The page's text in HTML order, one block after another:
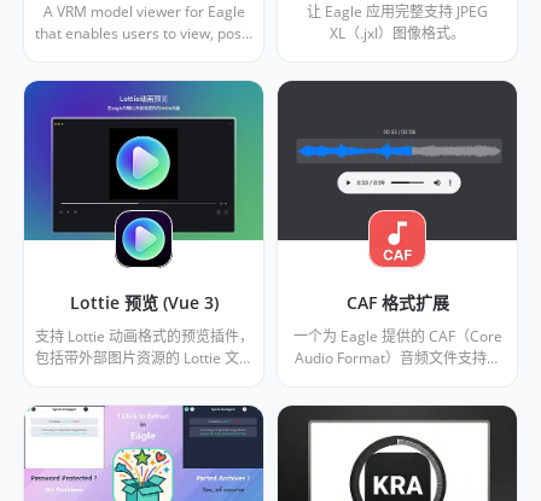
A VRM model viewer for Eagle
that enables users to view, pose,
models.
让 Eagle 应用完整支持 JPEG
XL（.jxl）图像格式。
Lottie 预览 (Vue 3)
支持 Lottie 动画格式的预览插件，
包括带外部图片资源的 Lottie 文件
CAF 格式扩展
一个为 Eagle 提供的 CAF（Core
Audio Format）音频文件支持插
音频文件